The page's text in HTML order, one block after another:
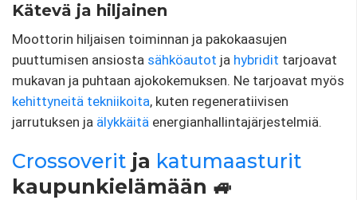
Kätevä ja hiljainen
Moottorin hiljaisen toiminnan ja pakokaasujen
puuttumisen ansiosta sähköautot ja hybridit tarjoavat
mukavan ja puhtaan ajokokemuksen. Ne tarjoavat myös
kehittyneitä tekniikoita, kuten regeneratiivisen
jarrutuksen ja älykkäitä energianhallintajärjestelmiä.
Crossoverit ja katumaasturit
kaupunkielämään 🚙